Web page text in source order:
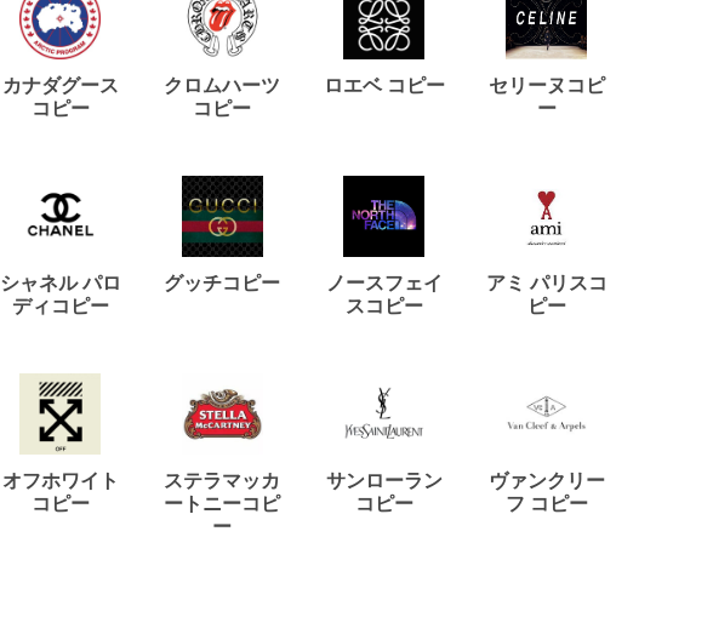
カナダグース
コピー
クロムハーツ
コピー
ロエベ コピー
セリーヌコピ
ー
シャネル パロ
ディコピー
グッチコピー
ノースフェイ
スコピー
アミ パリスコ
ピー
オフホワイト
コピー
ステラマッカ
ートニーコピ
ー
サンローラン
コピー
ヴァンクリー
フ コピー